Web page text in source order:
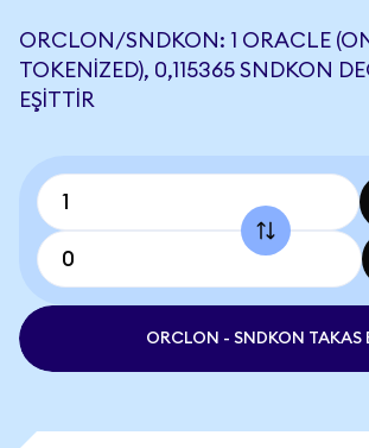
ORCLON/SNDKON: 1 ORACLE
TOKENIZED), 0,115365 SNDKON
EŞITTIR
ORCLON - SNDKON TAKAS